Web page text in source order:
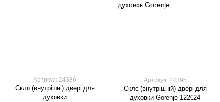
Артикул: 24386
Скло (внутрішні) двері для
духовки
Артикул: 24395
Скло (внутрішній) двері для
духовки Gorenje 122024